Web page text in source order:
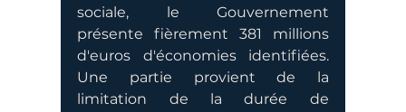
sociale, le Gouvernement
présente fièrement 381 millions
d'euros d'économies identifiées.
Une partie provient de la
limitation de la durée de